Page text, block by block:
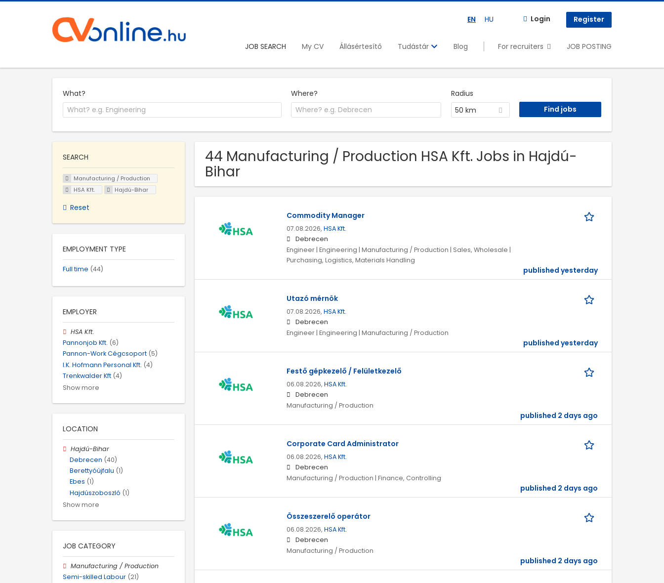
EN HU Login Register
JOB SEARCH My CV Állásértesítő Tudástár Blog For recruiters JOB POSTING
What? Where?
Radius
50 km
44 Manufacturing / Production HSA Kft. Jobs in Hajdú-
Bihar
Commodity Manager
07.08.2026, HSA Kft.
Debrecen
Engineer | Engineering | Manufacturing / Production | Sales, Wholesale |
Purchasing, Logistics, Materials Handling
published yesterday
Utazó mérnök
07.08.2026, HSA Kft.
Debrecen
Engineer | Engineering | Manufacturing / Production
published yesterday
Festő gépkezelő / Felületkezelő
06.08.2026, HSA Kft.
Debrecen
Manufacturing / Production
published 2 days ago
Corporate Card Administrator
06.08.2026, HSA Kft.
Debrecen
Manufacturing / Production | Finance, Controlling
published 2 days ago
Összeszerelő operátor
06.08.2026, HSA Kft.
Debrecen
Manufacturing / Production
published 2 days ago
SEARCH
Manufacturing / Production
HSA Kft.
Hajdú-Bihar
Reset
EMPLOYMENT TYPE
Full time (44)
EMPLOYER
HSA Kft.
Pannonjob Kft. (6)
Pannon-Work Cégcsoport (5)
I.K. Hofmann Personal Kft. (4)
Trenkwalder Kft (4)
Show more
LOCATION
Hajdú-Bihar
Debrecen (40)
Berettyóújfalu (1)
Ebes (1)
Hajdúszoboszló (1)
Show more
JOB CATEGORY
Manufacturing / Production
Semi-skilled Labour (21)